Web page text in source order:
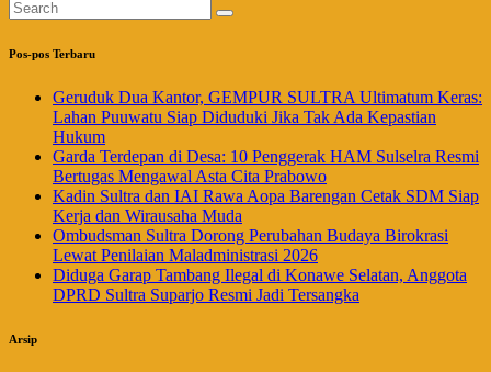
Pos-pos Terbaru
Geruduk Dua Kantor, GEMPUR SULTRA Ultimatum Keras:
Lahan Puuwatu Siap Diduduki Jika Tak Ada Kepastian
Hukum
Garda Terdepan di Desa: 10 Penggerak HAM Sulselra Resmi
Bertugas Mengawal Asta Cita Prabowo
Kadin Sultra dan IAI Rawa Aopa Barengan Cetak SDM Siap
Kerja dan Wirausaha Muda
Ombudsman Sultra Dorong Perubahan Budaya Birokrasi
Lewat Penilaian Maladministrasi 2026
Diduga Garap Tambang Ilegal di Konawe Selatan, Anggota
DPRD Sultra Suparjo Resmi Jadi Tersangka
Arsip